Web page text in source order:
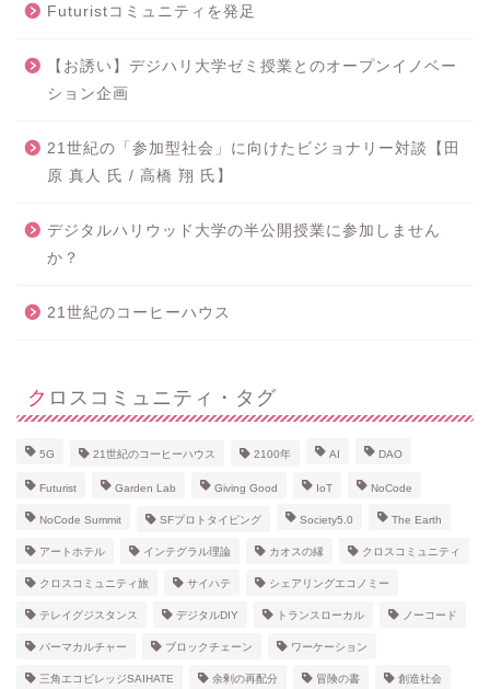
Futuristコミュニティを発足
【お誘い】デジハリ大学ゼミ授業とのオープンイノベー
ション企画
21世紀の「参加型社会」に向けたビジョナリー対談【田
原 真人 氏 / 高橋 翔 氏】
デジタルハリウッド大学の半公開授業に参加しません
か？
21世紀のコーヒーハウス
クロスコミュニティ・タグ
5G 21世紀のコーヒーハウス 2100年 AI DAO
Futurist Garden Lab Giving Good IoT NoCode
NoCode Summit SFプロトタイピング Society5.0 The Earth
アートホテル インテグラル理論 カオスの縁 クロスコミュニティ
クロスコミュニティ旅 サイハテ シェアリングエコノミー
テレイグジスタンス デジタルDIY トランスローカル ノーコード
パーマカルチャー ブロックチェーン ワーケーション
三角エコビレッジSAIHATE 余剰の再配分 冒険の書 創造社会